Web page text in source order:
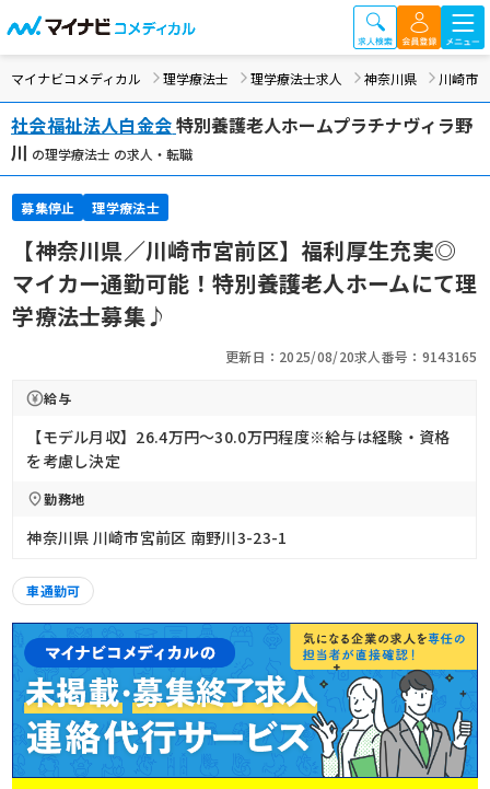
マイナビコメディカル 理学療法士 理学療法士求人 神奈川県 川崎市
社会福祉法人白金会特別養護老人ホームプラチナヴィラ野
川 の理学療法士 の求人・転職
募集停止 理学療法士
【神奈川県／川崎市宮前区】福利厚生充実◎
マイカー通勤可能！特別養護老人ホームにて理
学療法士募集♪
更新日：2025/08/20求人番号：9143165
給与
【モデル月収】26.4万円〜30.0万円程度※給与は経験・資格
を考慮し決定
勤務地
神奈川県 川崎市宮前区 南野川3-23-1
車通勤可